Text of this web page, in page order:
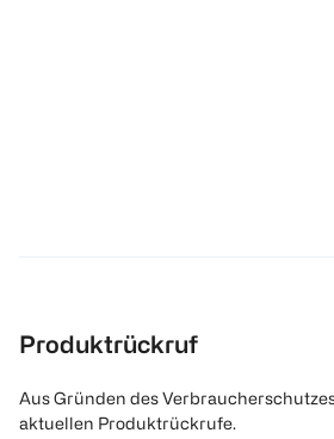
Produktrückruf
Aus Gründen des
aktuellen Produktrückrufe.